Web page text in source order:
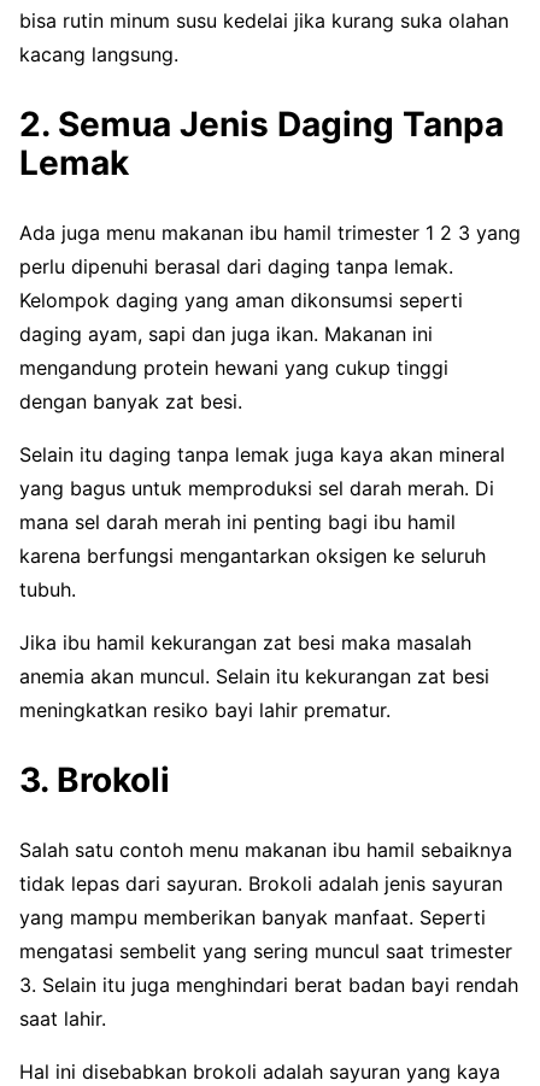
bisa rutin minum susu kedelai jika kurang suka olahan
kacang langsung.
2. Semua Jenis Daging Tanpa
Lemak
Ada juga menu makanan ibu hamil trimester 1 2 3 yang
perlu dipenuhi berasal dari daging tanpa lemak.
Kelompok daging yang aman dikonsumsi seperti
daging ayam, sapi dan juga ikan. Makanan ini
mengandung protein hewani yang cukup tinggi
dengan banyak zat besi.
Selain itu daging tanpa lemak juga kaya akan mineral
yang bagus untuk memproduksi sel darah merah. Di
mana sel darah merah ini penting bagi ibu hamil
karena berfungsi mengantarkan oksigen ke seluruh
tubuh.
Jika ibu hamil kekurangan zat besi maka masalah
anemia akan muncul. Selain itu kekurangan zat besi
meningkatkan resiko bayi lahir prematur.
3. Brokoli
Salah satu contoh menu makanan ibu hamil sebaiknya
tidak lepas dari sayuran. Brokoli adalah jenis sayuran
yang mampu memberikan banyak manfaat. Seperti
mengatasi sembelit yang sering muncul saat trimester
3. Selain itu juga menghindari berat badan bayi rendah
saat lahir.
Hal ini disebabkan brokoli adalah sayuran yang kaya